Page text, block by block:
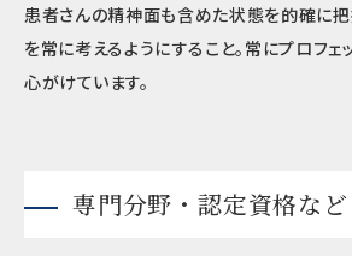
患者さんの精神面も含めた状態を的確に
を常に考えるようにすること。常にプロフェ
心がけています。
専門分野・認定資格など